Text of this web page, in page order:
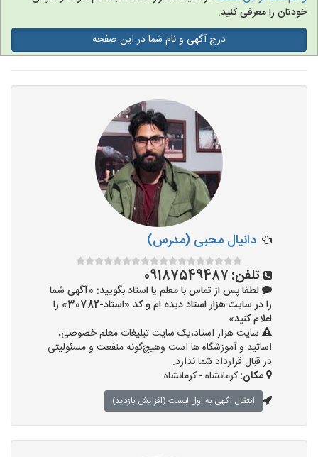
تدریس به کودکان
آموزشگاه ها
خودتان را معرفی کنید.
درج آگهی و نام شما در این صفحه
دانیال محبی (مدرس)
تلفن: 09187549487
لطفا پس از تماس با معلم یا استاد بگویید: «آگهی شما
را در سایت هزار استاد دیده ام و کد «استاد-30782» را
اعلام کنید»
سایت هزار استاد،یک سایت تبلیغات معلم خصوصی،
اساتید و آموزشگاه ها است وهیچ‌گونه منفعت و مسئولیتی
در قبال قرارداد شما ندارد.
مکان:کرمانشاه - کرمانشاه
انتقال آگهی به اول لیست (افزایش بازدید)